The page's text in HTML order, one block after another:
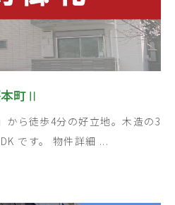
町Ⅱ
から徒歩4分の好立地。木造の3
です。 物件詳細 ...